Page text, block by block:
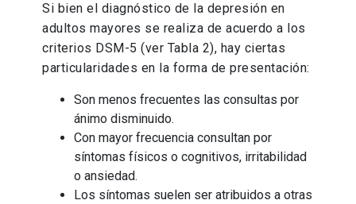
Si bien el diagnóstico de la depresión en
adultos mayores se realiza de acuerdo a los
criterios DSM-5 (ver Tabla 2), hay ciertas
particularidades en la forma de presentación:
Son menos frecuentes las consultas por
ánimo disminuido.
Con mayor frecuencia consultan por
síntomas físicos o cognitivos, irritabilidad
o ansiedad.
Los síntomas suelen ser atribuidos a otras